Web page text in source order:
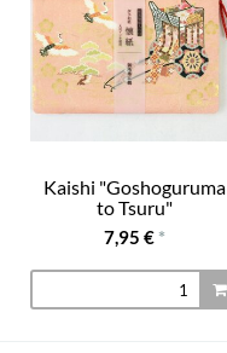
Kaishi "Goshoguruma
to Tsuru"
7,95 € *